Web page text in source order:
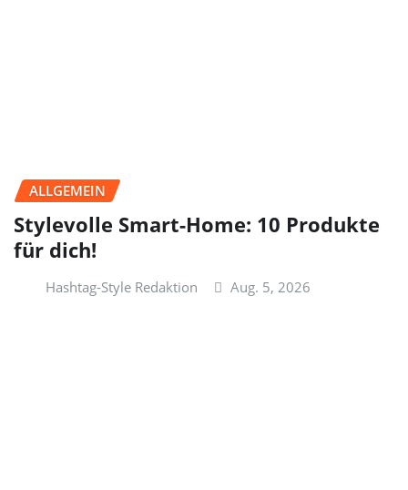
ALLGEMEIN
Stylevolle Smart-Home: 10 Produkte
für dich!
Hashtag-Style Redaktion Aug. 5, 2026